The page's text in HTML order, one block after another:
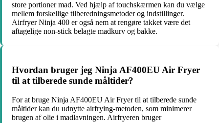
store portioner mad. Ved hjælp af touchskærmen kan du vælge
mellem forskellige tilberedningsmetoder og indstillinger.
Airfryer Ninja 400 er også nem at rengøre takket være det
aftagelige non-stick belagte madkurv og bakke.
Hvordan bruger jeg Ninja AF400EU Air Fryer
til at tilberede sunde måltider?
For at bruge Ninja AF400EU Air Fryer til at tilberede sunde
måltider kan du udnytte airfrying-metoden, som minimerer
brugen af olie i madlavningen. Airfryeren bruger